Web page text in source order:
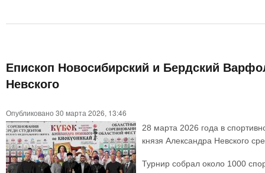
Епископ Новосибирский и Бердский
Невского
Опубликовано 30 марта 2026, 13:46
28 марта 2026 года в
князя Александра Невского
Турнир собрал около 1000